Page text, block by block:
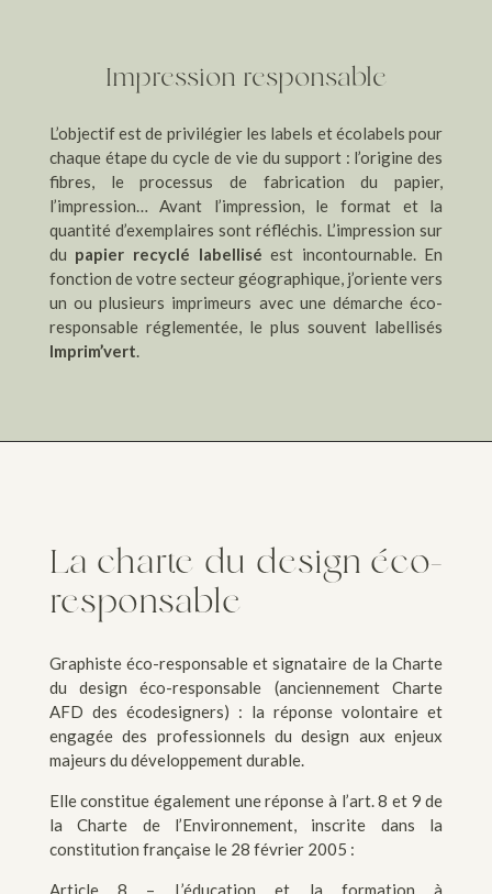
Impression responsable
L’objectif est de privilégier les labels et écolabels pour
chaque étape du cycle de vie du support : l’origine des
fibres, le processus de fabrication du papier,
l’impression… Avant l’impression, le format et la
quantité d’exemplaires sont réfléchis. L’impression sur
du papier recyclé labellisé est incontournable. En
fonction de votre secteur géographique, j’oriente vers
un ou plusieurs imprimeurs avec une démarche éco-
responsable réglementée, le plus souvent labellisés
Imprim’vert.
La charte du design éco-
responsable
Graphiste éco-responsable et signataire de la Charte
du design éco-responsable (anciennement Charte
AFD des écodesigners) : la réponse volontaire et
engagée des professionnels du design aux enjeux
majeurs du développement durable.
Elle constitue également une réponse à l’art. 8 et 9 de
la Charte de l’Environnement, inscrite dans la
constitution française le 28 février 2005 :
Article 8 – L’éducation et la formation à